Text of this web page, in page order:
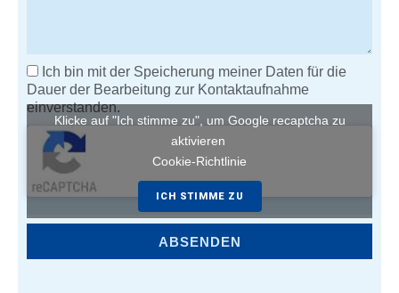
Ich bin mit der Speicherung meiner Daten für die
Dauer der Bearbeitung zur Kontaktaufnahme
einverstanden.
Klicke auf "Ich stimme zu", um Google recaptcha zu
aktivieren
Cookie-Richtlinie
ICH STIMME ZU
ABSENDEN